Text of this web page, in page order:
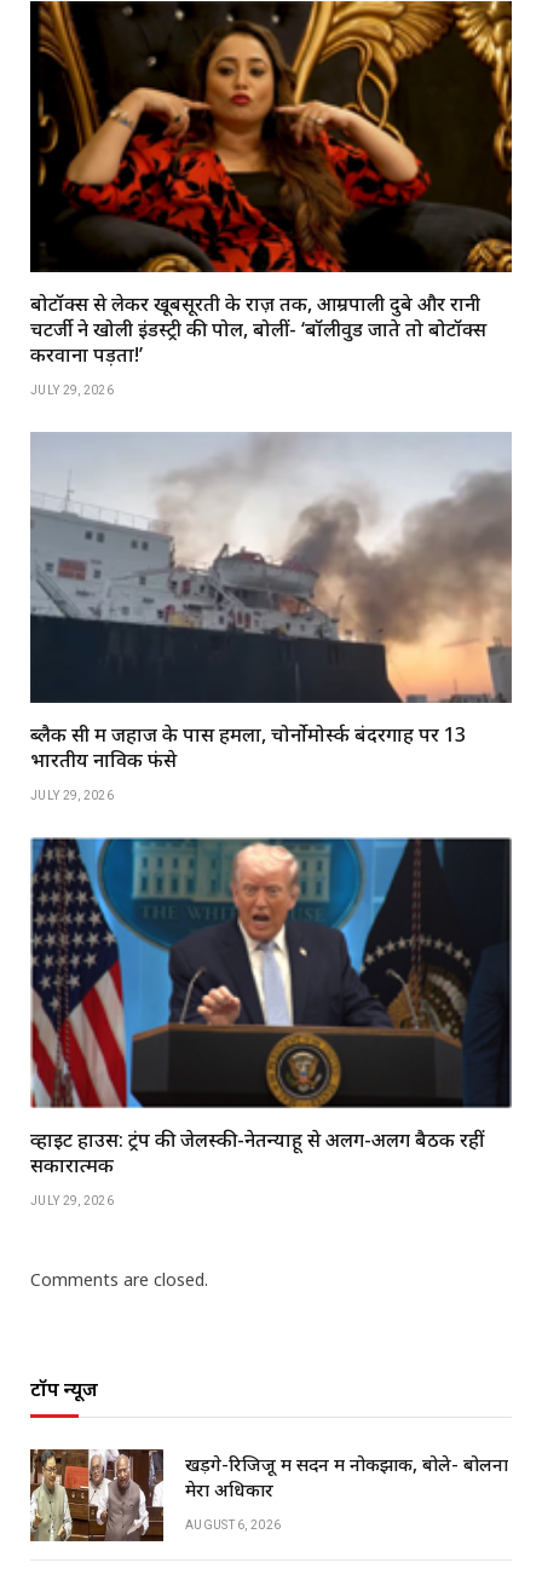
बोटॉक्स से लेकर खूबसूरती के राज़ तक, आम्रपाली दुबे और रानी
चटर्जी ने खोली इंडस्ट्री की पोल, बोलीं- ‘बॉलीवुड जाते तो बोटॉक्स
करवाना पड़ता!’
JULY 29, 2026
ब्लैक सी में जहाज के पास हमला, चोर्नोमोर्स्क बंदरगाह पर 13
भारतीय नाविक फंसे
JULY 29, 2026
व्हाइट हाउस: ट्रंप की जेलेंस्की-नेतन्याहू से अलग-अलग बैठकें रहीं
सकारात्मक
JULY 29, 2026
Comments are closed.
टॉप न्यूज
खड़गे-रिजिजू में सदन में नोकझोंक, बोले- बोलना
मेरा अधिकार
AUGUST 6, 2026